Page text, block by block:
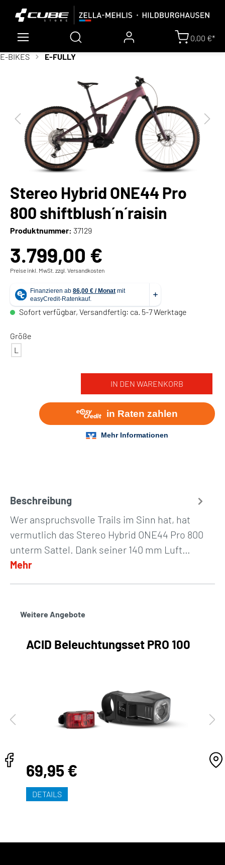
0,00 €*
E-BIKES
E-FULLY
Stereo Hybrid ONE44 Pro
800 shiftblush´n´raisin
Produktnummer: 37129
3.799,00 €
Preise inkl. MwSt. zzgl. Versandkosten
Sofort verfügbar, Versandfertig: ca. 5-7 Werktage
Größe
L
IN DEN WARENKORB
Beschreibung
Wer anspruchsvolle Trails im Sinn hat, hat
vermutlich das Stereo Hybrid ONE44 Pro 800
unterm Sattel. Dank seiner 140 mm Luft…
Mehr
Weitere Angebote
ACID Beleuchtungsset PRO 100
69,95 €
DETAILS